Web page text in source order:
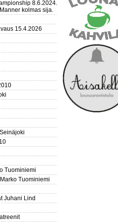
8.6.2024.
kolmas sija.
15.4.2026
Tuominiemi
Tuominiemi
Juhani Lind